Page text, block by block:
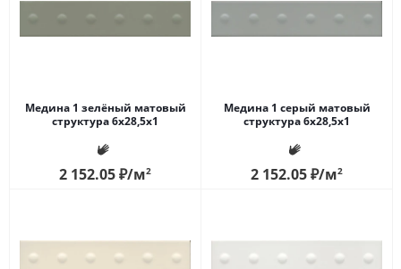
Медина 1 зелёный матовый
структура 6x28,5x1
2 152.05₽/м2
Медина 1 серый матовый
структура 6x28,5x1
2 152.05₽/м2